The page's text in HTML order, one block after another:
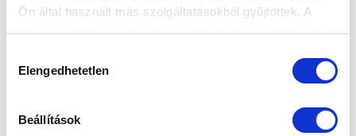
Ön által használt más szolgáltatásokból gyűjtöttek. A
weboldalon való böngészés folytatásával Ön hozzájárul a
kiválasztása
Elengedhetetlen
Beállítások